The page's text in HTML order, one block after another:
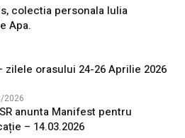
colectia personala Iulia
Apa.
zilele orasului 24-26 Aprilie 2026
2026
anunta Manifest pentru
– 14.03.2026